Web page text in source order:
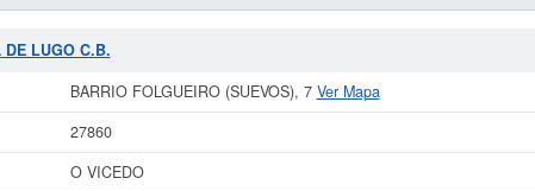
LUGO C.B.
BARRIO FOLGUEIRO (SUEVOS), 7 Ver Mapa
27860
O VICEDO